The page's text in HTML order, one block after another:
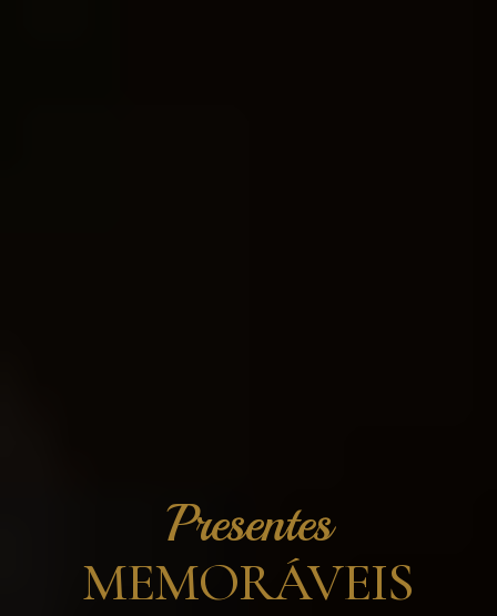
MEMORÁVEIS
Presentes